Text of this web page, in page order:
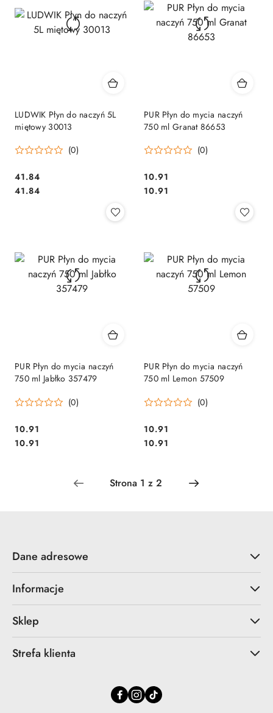
LUDWIK Płyn do naczyń 5L
miętowy 30013
(0)
Cena:
41.84
Cena:
41.84
PUR Płyn do mycia naczyń
750 ml Granat 86653
(0)
Cena:
10.91
Cena:
10.91
PUR Płyn do mycia naczyń
750 ml Jabłko 357479
(0)
Cena:
10.91
Cena:
10.91
PUR Płyn do mycia naczyń
750 ml Lemon 57509
(0)
Cena:
10.91
Cena:
10.91
Dane adresowe
Informacje
Sklep
Strefa klienta